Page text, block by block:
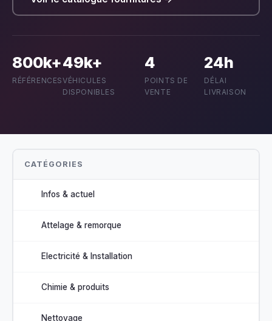
800k+
RÉFÉRENCES
49k+
VÉHICULES
DISPONIBLES
4
POINTS DE
VENTE
24h
DÉLAI
LIVRAISON
CATÉGORIES
Infos & actuel
Attelage & remorque
Electricité & Installation
Chimie & produits
Nettoyage